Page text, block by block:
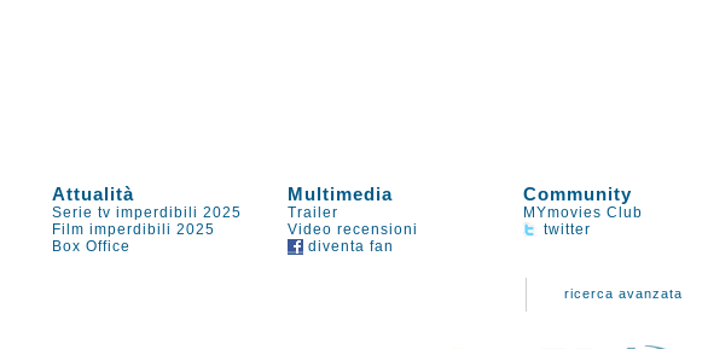
Attualità Multimedia Community
Serie tv imperdibili 2025 Trailer
MYmovies Club
Film imperdibili 2025 Video recensioni
twitter
Box Office diventa fan
ricerca avanzata